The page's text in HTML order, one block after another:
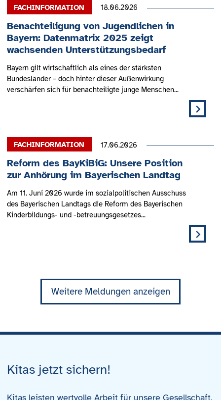
Benachteiligung von Jugendlichen in
Bayern: Datenmatrix 2025 zeigt
wachsenden Unterstützungsbedarf
Bayern gilt wirtschaftlich als eines der stärksten
Bundesländer – doch hinter dieser Außenwirkung
verschärfen sich für benachteiligte junge Menschen...
18.06.2026
Reform des BayKiBiG: Unsere Position
zur Anhörung im Bayerischen Landtag
Am 11. Juni 2026 wurde im sozialpolitischen Ausschuss
des Bayerischen Landtags die Reform des Bayerischen
Kinderbildungs- und -betreuungsgesetzes...
17.06.2026
Weitere Meldungen anzeigen
Kitas jetzt sichern!
Kitas leisten wertvolle Arbeit für unsere Gesellschaft,